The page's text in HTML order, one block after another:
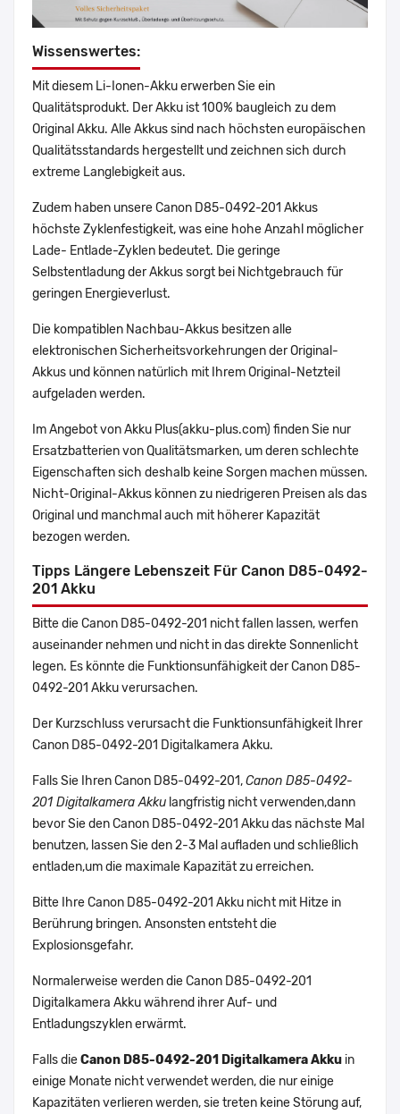
Wissenswertes:
Mit diesem Li-Ionen-Akku erwerben Sie ein
Qualitätsprodukt. Der Akku ist 100% baugleich zu dem
Original Akku. Alle Akkus sind nach höchsten europäischen
Qualitätsstandards hergestellt und zeichnen sich durch
extreme Langlebigkeit aus.
Zudem haben unsere Canon D85-0492-201 Akkus
höchste Zyklenfestigkeit, was eine hohe Anzahl möglicher
Lade- Entlade-Zyklen bedeutet. Die geringe
Selbstentladung der Akkus sorgt bei Nichtgebrauch für
geringen Energieverlust.
Die kompatiblen Nachbau-Akkus besitzen alle
elektronischen Sicherheitsvorkehrungen der Original-
Akkus und können natürlich mit Ihrem Original-Netzteil
aufgeladen werden.
Im Angebot von Akku Plus(akku-plus.com) finden Sie nur
Ersatzbatterien von Qualitätsmarken, um deren schlechte
Eigenschaften sich deshalb keine Sorgen machen müssen.
Nicht-Original-Akkus können zu niedrigeren Preisen als das
Original und manchmal auch mit höherer Kapazität
bezogen werden.
Tipps Längere Lebenszeit Für Canon D85-0492-
201 Akku
Bitte die Canon D85-0492-201 nicht fallen lassen, werfen
auseinander nehmen und nicht in das direkte Sonnenlicht
legen. Es könnte die Funktionsunfähigkeit der Canon D85-
0492-201 Akku verursachen.
Der Kurzschluss verursacht die Funktionsunfähigkeit Ihrer
Canon D85-0492-201 Digitalkamera Akku.
Falls Sie Ihren Canon D85-0492-201,Canon D85-0492-
201 Digitalkamera Akku langfristig nicht verwenden,dann
bevor Sie den Canon D85-0492-201 Akku das nächste Mal
benutzen, lassen Sie den 2-3 Mal aufladen und schließlich
entladen,um die maximale Kapazität zu erreichen.
Bitte Ihre Canon D85-0492-201 Akku nicht mit Hitze in
Berührung bringen. Ansonsten entsteht die
Explosionsgefahr.
Normalerweise werden die Canon D85-0492-201
Digitalkamera Akku während ihrer Auf- und
Entladungszyklen erwärmt.
Falls dieCanon D85-0492-201 Digitalkamera Akku in
einige Monate nicht verwendet werden, die nur einige
Kapazitäten verlieren werden, sie treten keine Störung auf,